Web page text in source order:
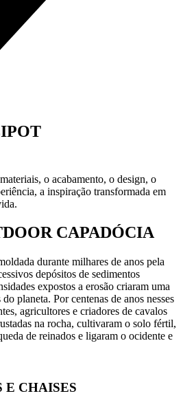
o acabamento, o design, o
a inspiração transformada em
CAPADÓCIA
durante milhares de anos pela
depósitos de sedimentos
expostos a erosão criaram uma
planeta. Por centenas de anos nesses
agricultores e criadores de cavalos
na rocha, cultivaram o solo fértil,
de reinados e ligaram o ocidente e
E CHAISES